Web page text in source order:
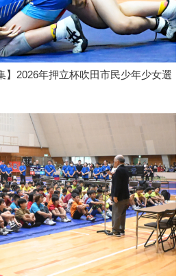
】2026年押立杯吹田市民少年少女選